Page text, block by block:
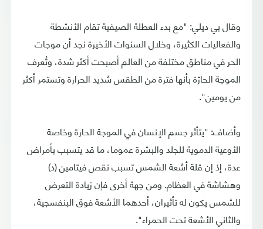
وقال بي ديلي: "مع بدء العطلة الصيفية تقام الأنشطة
والفعاليات الكثيرة، وخلال السنوات الأخيرة نجد أن موجات
الحر في مناطق مختلفة من العالم أصبحت أكثر شدة، وتُعرف
الموجة الحارّة بأنها فترة من الطقس شديد الحرارة وتستمر أكثر
من يومين".
وأضاف: "يتأثر جسم الإنسان في الموجة الحارة وخاصة
الأوعية الدموية للجلد والبشرة عموما، ما قد يتسبب بأمراض
عدة، إذ إن قلة أشعة الشمس تسبب نقص فيتامين (د)
وهشاشة في العظام. ومن جهة أخرى فإن زيادة التعرض
للشمس يكون له تأثيران، أحدهما الأشعة فوق البنفسجية،
والثاني الأشعة تحت الحمراء".